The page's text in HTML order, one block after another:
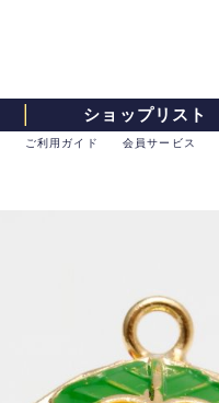
ショップリスト
会員サービス
ご利用ガイド